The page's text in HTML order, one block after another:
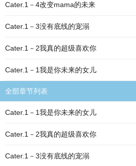
Cater.1－4改变mama的未来
Cater.1－3没有底线的宠溺
Cater.1－2我真的超级喜欢你
Cater.1－1我是你未来的女儿
全部章节列表
Cater.1－1我是你未来的女儿
Cater.1－2我真的超级喜欢你
Cater.1－3没有底线的宠溺